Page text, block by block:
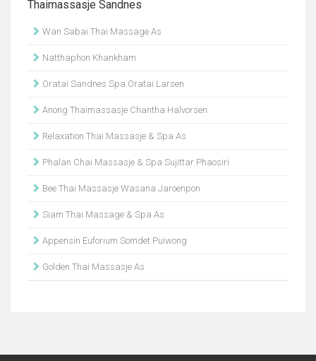
Thaimassasje Sandnes
Wan Sabai Thai Massage As
Natthaphon Khankham
Oratai Sandnes Spa Oratai Larsen
Anong Thaimassasje Chantha Halvorsen
Relaxation Thai Massasje & Spa As
Phalan Chai Massasje & Spa Sujittar Phaosiri
Bee Thai Massasje Wasana Jaroenpon
Siam Thai Massage & Spa As
Appensin Euforium Somdet Puiwong
Golden Thai Massasje As